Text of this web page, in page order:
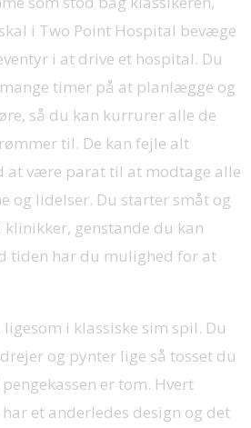
i Two Point Hospital bevæge
i at drive et hospital. Du
timer på at planlægge og
så du kan kurrurer alle de
til. De kan fejle alt
at være parat til at modtage alle
og lidelser. Du starter småt og
genstande du kan
tiden har du mulighed for at
ligesom i klassiske sim spil. Du
og pynter lige så tosset du
er tom. Hvert
et anderledes design og det